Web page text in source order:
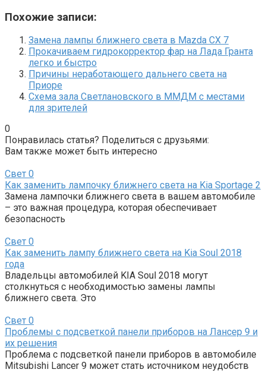
Похожие записи:
Замена лампы ближнего света в Mazda CX 7
Прокачиваем гидрокорректор фар на Лада Гранта
легко и быстро
Причины неработающего дальнего света на
Приоре
Схема зала Светлановского в ММДМ с местами
для зрителей
0
Понравилась статья? Поделиться с друзьями:
Вам также может быть интересно
Свет 0
Как заменить лампочку ближнего света на Kia Sportage 2
Замена лампочки ближнего света в вашем автомобиле
– это важная процедура, которая обеспечивает
безопасность
Свет 0
Как заменить лампу ближнего света на Kia Soul 2018
года
Владельцы автомобилей KIA Soul 2018 могут
столкнуться с необходимостью замены лампы
ближнего света. Это
Свет 0
Проблемы с подсветкой панели приборов на Лансер 9 и
их решения
Проблема с подсветкой панели приборов в автомобиле
Mitsubishi Lancer 9 может стать источником неудобств